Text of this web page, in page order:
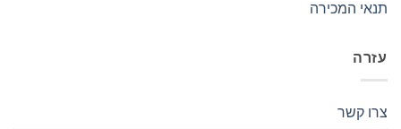
תנאי המכירה
עזרה
צרו קשר